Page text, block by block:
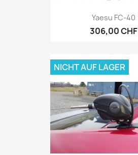
Yaesu FC-40
306,00 CHF
NICHT AUF LAGER